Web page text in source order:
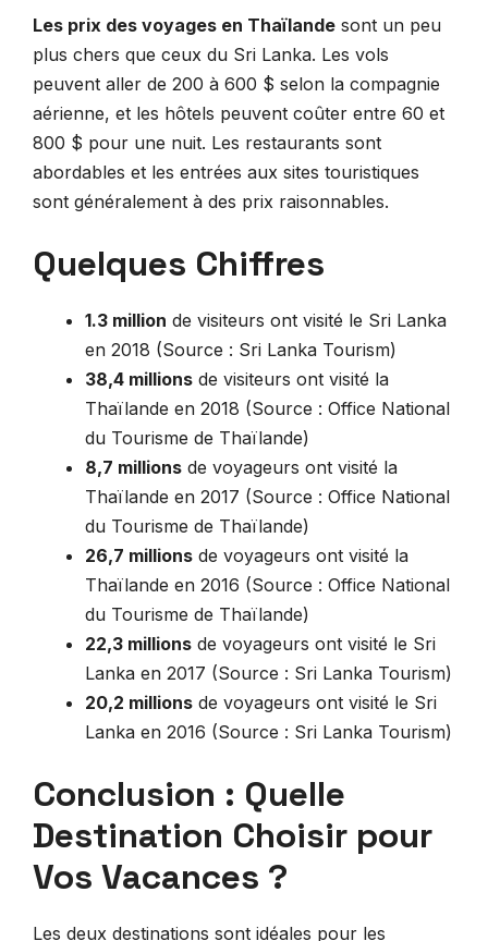
Les prix des voyages en Thaïlande sont un peu
plus chers que ceux du Sri Lanka. Les vols
peuvent aller de 200 à 600 $ selon la compagnie
aérienne, et les hôtels peuvent coûter entre 60 et
800 $ pour une nuit. Les restaurants sont
abordables et les entrées aux sites touristiques
sont généralement à des prix raisonnables.
Quelques Chiffres
1.3 million de visiteurs ont visité le Sri Lanka
en 2018 (Source : Sri Lanka Tourism)
38,4 millions de visiteurs ont visité la
Thaïlande en 2018 (Source : Office National
du Tourisme de Thaïlande)
8,7 millions de voyageurs ont visité la
Thaïlande en 2017 (Source : Office National
du Tourisme de Thaïlande)
26,7 millions de voyageurs ont visité la
Thaïlande en 2016 (Source : Office National
du Tourisme de Thaïlande)
22,3 millions de voyageurs ont visité le Sri
Lanka en 2017 (Source : Sri Lanka Tourism)
20,2 millions de voyageurs ont visité le Sri
Lanka en 2016 (Source : Sri Lanka Tourism)
Conclusion : Quelle
Destination Choisir pour
Vos Vacances ?
Les deux destinations sont idéales pour les